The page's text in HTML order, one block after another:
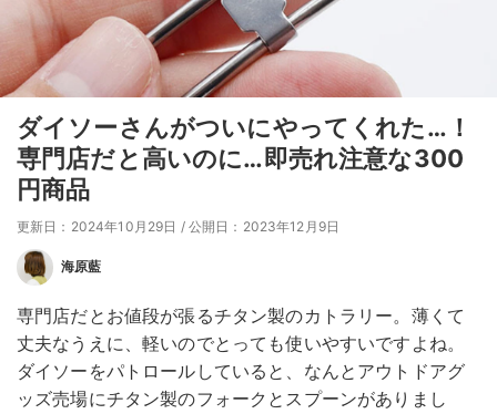
ダイソーさんがついにやってくれた…！
専門店だと高いのに…即売れ注意な300
円商品
更新日：2024年10月29日 / 公開日：2023年12月9日
海原藍
専門店だとお値段が張るチタン製のカトラリー。薄くて
丈夫なうえに、軽いのでとっても使いやすいですよね。
ダイソーをパトロールしていると、なんとアウトドアグ
ッズ売場にチタン製のフォークとスプーンがありまし